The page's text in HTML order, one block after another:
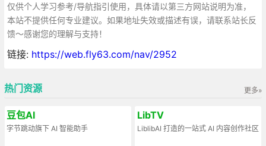
仅供个人学习参考/导航指引使用，具体请以第三方网站说明为准，
本站不提供任何专业建议。如果地址失效或描述有误，请联系站长反
馈～感谢您的理解与支持！
链接: https://web.fly63.com/nav/2952
更多»
热门资源
豆包AI
字节跳动旗下 AI 智能助手
LibTV
LiblibAI 打造的一站式 AI 内容创作社区